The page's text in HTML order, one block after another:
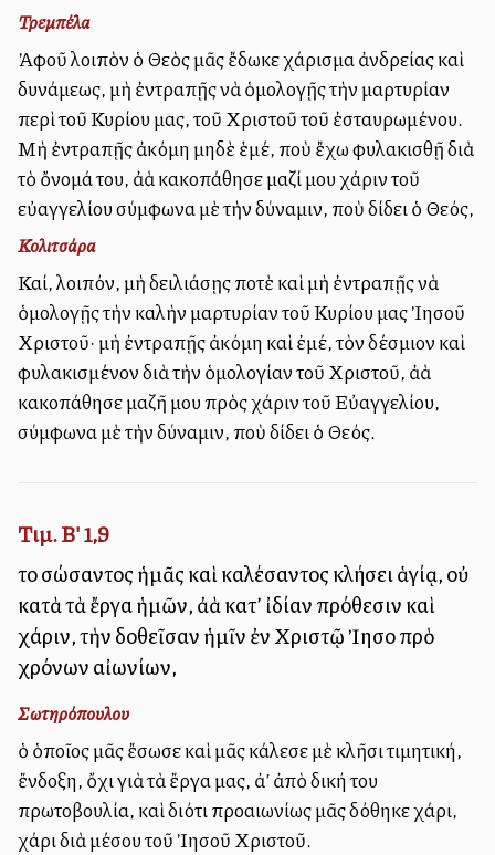
Τρεμπέλα
Ἀφοῦ λοιπὸν ὁ Θεὸς μᾶς ἔδωκε χάρισμα ἀνδρείας καὶ
δυνάμεως, μὴ ἐντραπῇς νὰ ὁμολογῇς τὴν μαρτυρίαν
περὶ τοῦ Κυρίου μας, τοῦ Χριστοῦ τοῦ ἐσταυρωμένου.
Μὴ ἐντραπῇς ἀκόμη μηδὲ ἑμέ, ποὺ ἔχω φυλακισθῇ διὰ
τὸ ὄνομά του, ἀλλὰ κακοπάθησε μαζί μου χάριν τοῦ
εὐαγγελίου σύμφωνα μὲ τὴν δύναμιν, ποὺ δίδει ὁ Θεός,
Κολιτσάρα
Καί, λοιπόν, μὴ δειλιάσῃς ποτὲ καὶ μὴ ἐντραπῇς νὰ
ὁμολογῇς τὴν καλὴν μαρτυρίαν τοῦ Κυρίου μας Ἰησοῦ
Χριστοῦ· μὴ ἐντραπῇς ἀκόμη καὶ ἐμέ, τὸν δέσμιον καὶ
φυλακισμένον διὰ τὴν ὁμολογίαν τοῦ Χριστοῦ, ἀλλὰ
κακοπάθησε μαζῆ μου πρὸς χάριν τοῦ Εὐαγγελίου,
σύμφωνα μὲ τὴν δύναμιν, ποὺ δίδει ὁ Θεός.
Τιμ. Β' 1,9
τοῦ σώσαντος ἡμᾶς καὶ καλέσαντος κλήσει ἁγίᾳ, οὐ
κατὰ τὰ ἔργα ἡμῶν, ἀλλὰ κατ’ ἰδίαν πρόθεσιν καὶ
χάριν, τὴν δοθεῖσαν ἡμῖν ἐν Χριστῷ Ἰησοῦ πρὸ
χρόνων αἰωνίων,
Σωτηρόπουλου
ὁ ὁποῖος μᾶς ἔσωσε καὶ μᾶς κάλεσε μὲ κλῆσι τιμητική,
ἔνδοξη, ὄχι γιὰ τὰ ἔργα μας, ἀλλ’ ἀπὸ δική του
πρωτοβουλία, καὶ διότι προαιωνίως μᾶς δόθηκε χάρι,
χάρι διὰ μέσου τοῦ Ἰησοῦ Χριστοῦ.